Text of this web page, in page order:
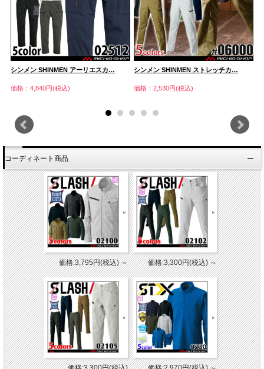
シンメン SHINMEN アーリエスカ…
価格：4,840円(税込)
シンメン SHINMEN ストレッチカ…
価格：2,530円(税込)
コーディネート商品
価格:3,795円(税込)～ 価格:3,300円(税込)～